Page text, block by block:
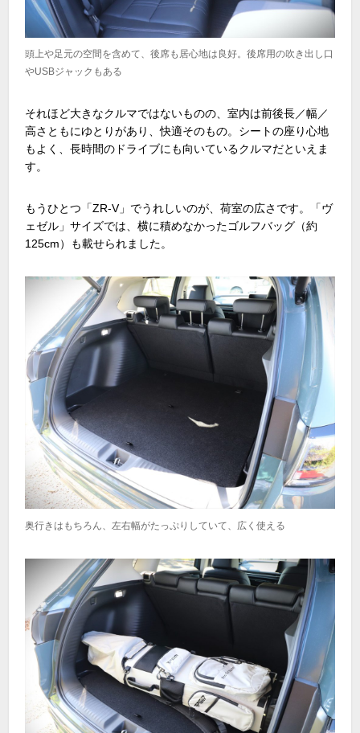
頭上や足元の空間を含めて、後席も居心地は良好。後席用の吹き出し口
やUSBジャックもある
それほど大きなクルマではないものの、室内は前後長／幅／
高さともにゆとりがあり、快適そのもの。シートの座り心地
もよく、長時間のドライブにも向いているクルマだといえま
す。
もうひとつ「ZR-V」でうれしいのが、荷室の広さです。「ヴ
ェゼル」サイズでは、横に積めなかったゴルフバッグ（約
125cm）も載せられました。
奥行きはもちろん、左右幅がたっぷりしていて、広く使える